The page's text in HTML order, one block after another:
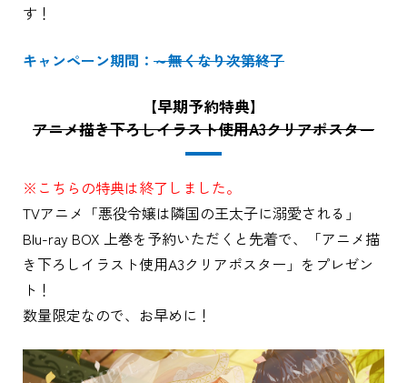
す！
キャンペーン期間： ～無くなり次第終了
【早期予約特典】
アニメ描き下ろしイラスト使用A3クリアポスター
※こちらの特典は終了しました。
TVアニメ「悪役令嬢は隣国の王太子に溺愛される」
Blu-ray BOX 上巻を予約いただくと先着で、「アニメ描
き下ろしイラスト使用A3クリアポスター」をプレゼン
ト！
数量限定なので、お早めに！